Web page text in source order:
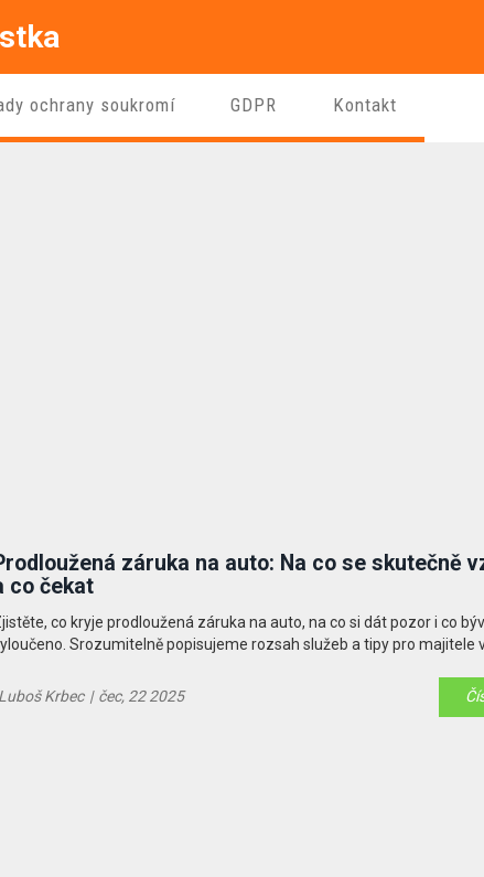
ochrany soukromí GDPR Kontakt
záruka na auto: Na co se skutečně
co čekat
co kryje prodloužená záruka na auto, na co si dát pozor i co
Srozumitelně popisujeme rozsah služeb a tipy pro majitele
Krbec | čec, 22 2025